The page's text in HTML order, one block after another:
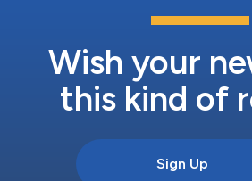
象大使將為最新系列中的一款專屬腕錶代
為Movado如何融入他們生命的時時刻刻
Wish your
this kind of
Sign Up